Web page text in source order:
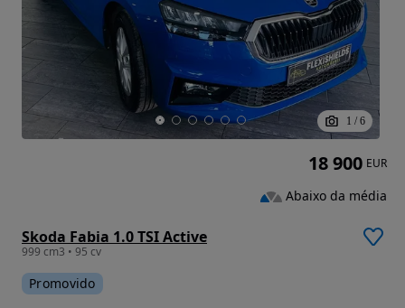
1 / 6
Skoda Fabia 1.0 TSI Active
999 cm3 • 95 cv
Promovido
18 900 EUR
Abaixo da média